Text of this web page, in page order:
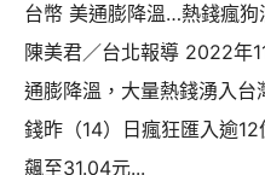
台幣 美通膨降溫…熱錢瘋
陳美君／台北報導 2022年
通膨降溫，大量熱錢湧入
錢昨（14）日瘋狂匯入逾
飆至31.04元...